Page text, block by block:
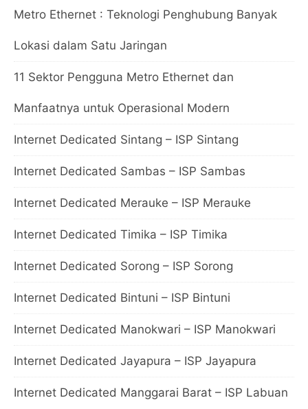
Metro Ethernet : Teknologi Penghubung Banyak
Lokasi dalam Satu Jaringan
11 Sektor Pengguna Metro Ethernet dan
Manfaatnya untuk Operasional Modern
Internet Dedicated Sintang – ISP Sintang
Internet Dedicated Sambas – ISP Sambas
Internet Dedicated Merauke – ISP Merauke
Internet Dedicated Timika – ISP Timika
Internet Dedicated Sorong – ISP Sorong
Internet Dedicated Bintuni – ISP Bintuni
Internet Dedicated Manokwari – ISP Manokwari
Internet Dedicated Jayapura – ISP Jayapura
Internet Dedicated Manggarai Barat – ISP Labuan